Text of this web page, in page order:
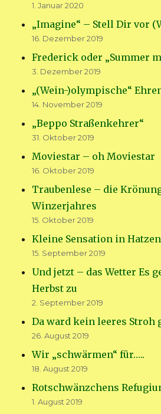
1. Januar 2020
„Imagine“ – Stell Dir vor
16. Dezember 2019
Frederick oder „Summer
3. Dezember 2019
„(Wein-)olympische“
14. November 2019
„Beppo Straßenkehrer“
31. Oktober 2019
Moviestar – oh Moviestar
16. Oktober 2019
Traubenlese – die
Winzerjahres
15. Oktober 2019
Kleine Sensation in
15. September 2019
Und jetzt – das Wetter Es
Herbst zu
2. September 2019
Da ward kein leeres Stroh
26. August 2019
Wir „schwärmen“ für…..
18. August 2019
Rotschwänzchens
1. August 2019